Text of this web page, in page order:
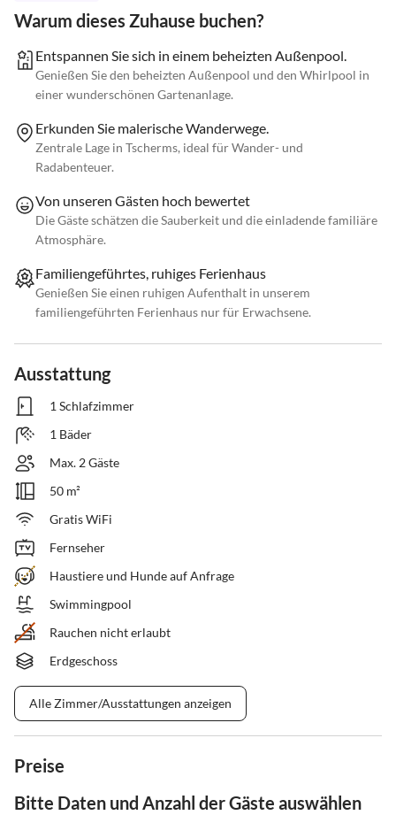
Warum dieses Zuhause buchen?
Entspannen Sie sich in einem beheizten Außenpool.
Genießen Sie den beheizten Außenpool und den Whirlpool in
einer wunderschönen Gartenanlage.
Erkunden Sie malerische Wanderwege.
Zentrale Lage in Tscherms, ideal für Wander- und
Radabenteuer.
Von unseren Gästen hoch bewertet
Die Gäste schätzen die Sauberkeit und die einladende familiäre
Atmosphäre.
Familiengeführtes, ruhiges Ferienhaus
Genießen Sie einen ruhigen Aufenthalt in unserem
familiengeführten Ferienhaus nur für Erwachsene.
Ausstattung
1 Schlafzimmer
1 Bäder
Max. 2 Gäste
50 m²
Gratis WiFi
Fernseher
Haustiere und Hunde auf Anfrage
Swimmingpool
Rauchen nicht erlaubt
Erdgeschoss
Alle Zimmer/Ausstattungen anzeigen
Preise
Bitte Daten und Anzahl der Gäste auswählen